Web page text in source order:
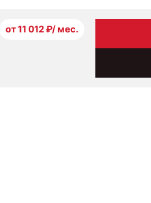
от 11 012 ₽/ мес.